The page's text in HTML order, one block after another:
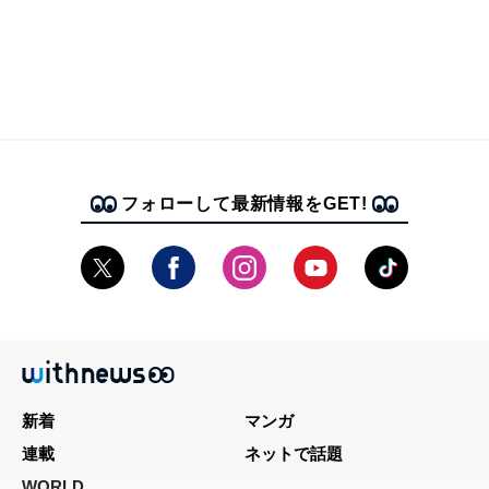
フォローして最新情報をGET!
新着
マンガ
連載
ネットで話題